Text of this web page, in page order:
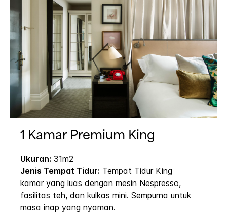
1 Kamar Premium King
Ukuran: 31m2
Jenis Tempat Tidur: Tempat Tidur King
kamar yang luas dengan mesin Nespresso,
fasilitas teh, dan kulkas mini. Sempurna untuk
masa inap yang nyaman.